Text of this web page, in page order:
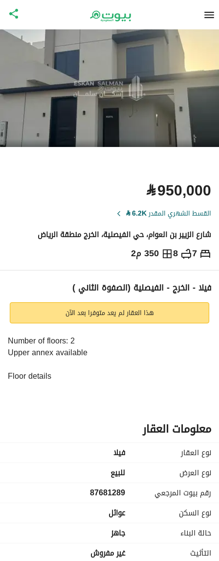
⃁950,000
القسط الشهري المقدر6.2K
⃁
شارع الزيير بن العوام، حي الفيصلية، الخرج منطقة الرياض
7
8 350 م2 ⃁
950,000
التفاصيل معلومات ترخيص الإعلان
فيلا - الخرج - الفيصلية (الصفوة الثاني )
هذا العقار لم يعد متوفرا بعد الآن
Number of floors: 2
Upper annex available
Floor details
Living rooms: 1, master bedrooms: 4
Advertising license number: 7200573550
Fala license number: 1200019203
Mobile number: +966538463033
معلومات العقار
نوع العقار
فیلا
نوع العرض
للبيع
رقم بيوت المرجعي
87681289
نوع السكن
عوائل
حالة البناء
جاهز
التأثيث
غير مفروش